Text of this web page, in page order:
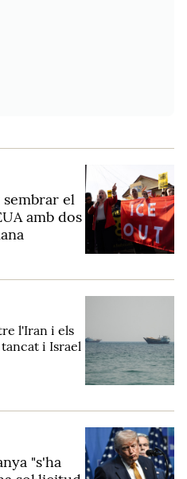
el
amb dos
l'Iran i els
i Israel
"s'ha